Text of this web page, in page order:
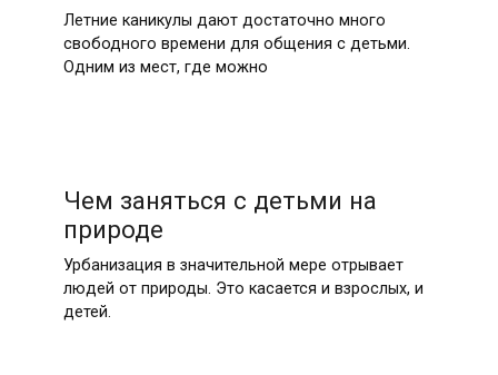
Летние каникулы дают достаточно много
свободного времени для общения с детьми.
Одним из мест, где можно
Чем заняться с детьми на
природе
Урбанизация в значительной мере отрывает
людей от природы. Это касается и взрослых, и
детей.